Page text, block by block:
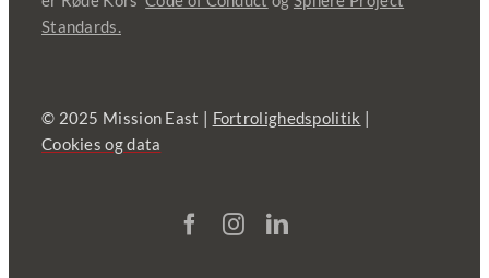
Standards.
© 2025 Mission East | Fortrolighedspolitik
Cookies og data